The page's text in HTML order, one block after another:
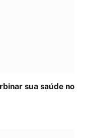
sua saúde no